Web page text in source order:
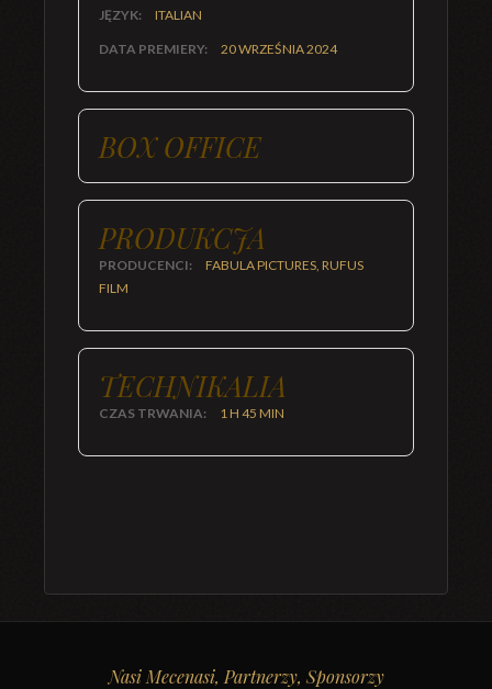
JĘZYK: ITALIAN
DATA PREMIERY: 20 WRZEŚNIA 2024
BOX OFFICE
PRODUKCJA
PRODUCENCI:
FABULA PICTURES, RUFUS
FILM
TECHNIKALIA
CZAS TRWANIA: 1 H 45 MIN
Nasi Mecenasi, Partnerzy, Sponsorzy